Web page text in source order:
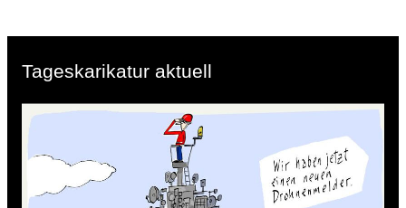
Tageskarikatur aktuell